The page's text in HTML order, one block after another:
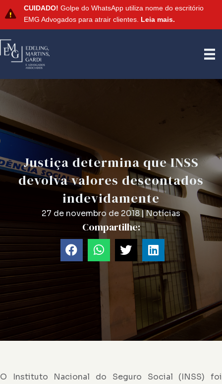
CUIDADO! Golpe do WhatsApp utiliza nome do escritório
EMG Advogados para atrair clientes. Leia mais.
Justiça determina que INSS
devolva valores descontados
indevidamente
27 de novembro de 2018 | Notícias
Compartilhe:
O Instituto Nacional do Seguro Social (INSS) foi